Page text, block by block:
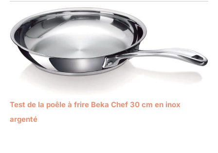
Test de la poêle à frire Beka Chef 30 cm en inox
argenté